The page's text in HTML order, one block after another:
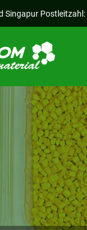
Singapur